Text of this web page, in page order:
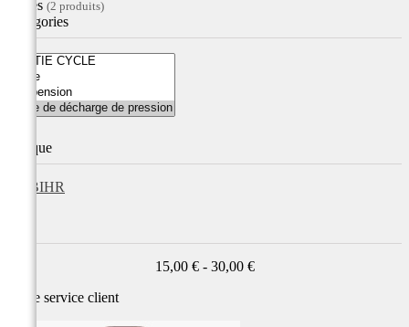
Filtres (2 produits)
Catégories
Marque
BIHR
15,00 € - 30,00 €
Notre service client